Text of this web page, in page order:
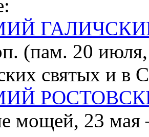
(пам. 20
святых и в
мощей, 23 мая